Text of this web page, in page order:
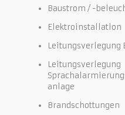
Baustrom / -
Elektroinstallation
Leitungsverlegung
Leitungsverlegung
anlage
Brandschottungen